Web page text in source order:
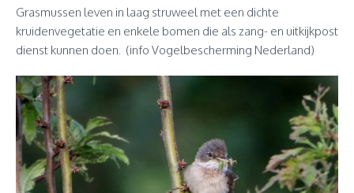
Grasmussen leven in laag struweel met een dichte
kruidenvegetatie en enkele bomen die als zang- en uitkijkpost
dienst kunnen doen. (info Vogelbescherming Nederland)